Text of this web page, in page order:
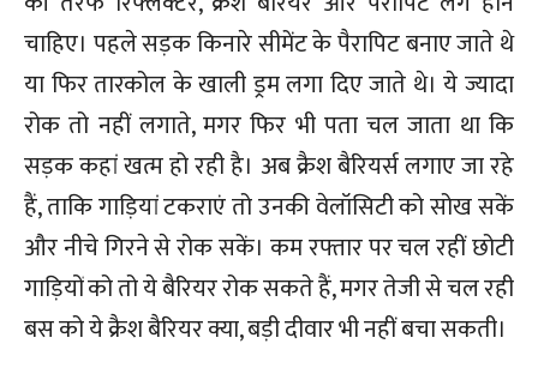
चाहिए। पहले सड़क किनारे सीमेंट के पैरापिट बनाए जाते थे
या फिर तारकोल के खाली ड्रम लगा दिए जाते थे। ये ज्यादा
रोक तो नहीं लगाते, मगर फिर भी पता चल जाता था कि
सड़क कहां खत्म हो रही है। अब क्रैश बैरियर्स लगाए जा रहे
हैं, ताकि गाड़ियां टकराएं तो उनकी वेलॉसिटी को सोख सकें
और नीचे गिरने से रोक सकें। कम रफ्तार पर चल रहीं छोटी
गाड़ियों को तो ये बैरियर रोक सकते हैं, मगर तेजी से चल रही
बस को ये क्रैश बैरियर क्या, बड़ी दीवार भी नहीं बचा सकती।